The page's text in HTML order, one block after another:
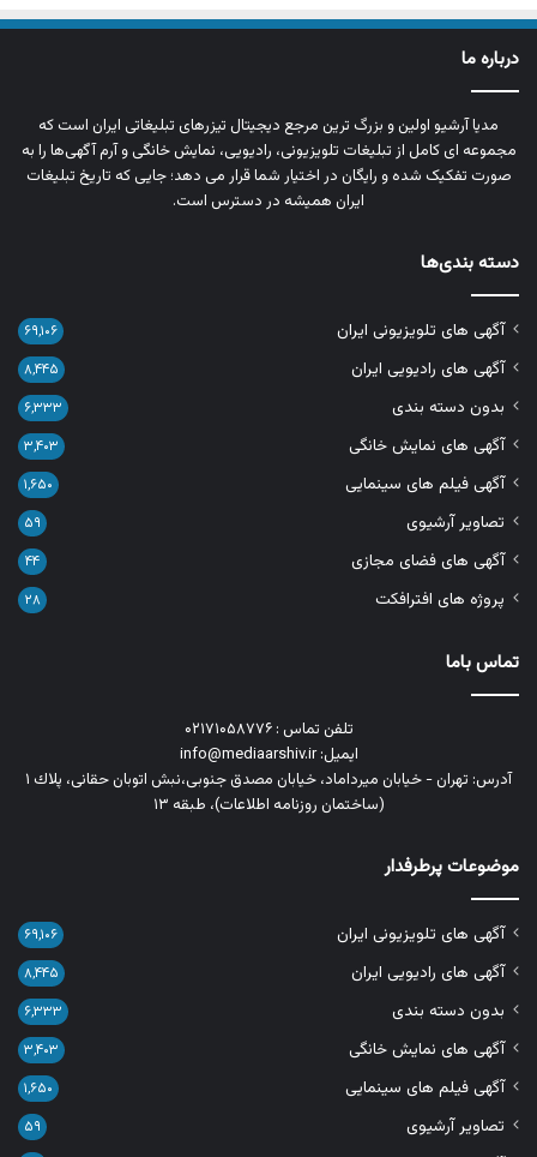
درباره ما
مدیا آرشیو اولین و بزرگ‌ ترین مرجع دیجیتال تیزرهای تبلیغاتی ایران است که
مجموعه‌ ای کامل از تبلیغات تلویزیونی، رادیویی، نمایش خانگی و آرم‌ آگهی‌ها را به‌
صورت تفکیک‌ شده و رایگان در اختیار شما قرار می‌ دهد؛ جایی که تاریخ تبلیغات
ایران همیشه در دسترس است.
دسته بندی‌ها
آگهی های تلویزیونی ایران ۶۹,۱۰۶
آگهی های رادیویی ایران ۸,۴۴۵
بدون دسته بندی ۶,۳۳۳
آگهی های نمایش خانگی ۳,۴۰۳
آگهی فیلم های سینمایی ۱,۶۵۰
تصاویر آرشیوی ۵۹
آگهی های فضای مجازی ۴۴
پروژه های افترافکت ۲۸
تماس باما
تلفن تماس : ۰۲۱۷۱۰۵۸۷۷۶
ایمیل: info@mediaarshiv.ir
آدرس: تهران - خیابان میرداماد، خیابان مصدق جنوبی،نبش اتوبان حقانی، پلاك ١
(ساختمان روزنامه اطلاعات)، طبقه ۱۳
موضوعات پرطرفدار
آگهی های تلویزیونی ایران ۶۹,۱۰۶
آگهی های رادیویی ایران ۸,۴۴۵
بدون دسته بندی ۶,۳۳۳
آگهی های نمایش خانگی ۳,۴۰۳
آگهی فیلم های سینمایی ۱,۶۵۰
تصاویر آرشیوی ۵۹